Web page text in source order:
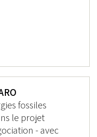
fossiles
le projet
- avec